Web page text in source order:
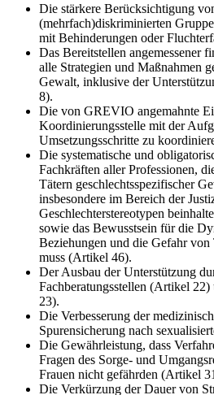
Die stärkere Berücksichtigung
(mehrfach)diskriminierten
mit Behinderungen oder
Das Bereitstellen angemessener
alle Strategien und Maßnahmen
Gewalt, inklusive der
8).
Die von GREVIO angemahnte
Koordinierungsstelle mit der
Umsetzungsschritte zu
Die systematische und
Fachkräften aller Professionen,
Tätern geschlechtsspezifischer
insbesondere im Bereich der
Geschlechterstereotypen
sowie das Bewusstsein für die
Beziehungen und die Gefahr
muss (Artikel 46).
Der Ausbau der Unterstützung
Fachberatungsstellen (Artikel
23).
Die Verbesserung der
Spurensicherung nach
Die Gewährleistung, dass
Fragen des Sorge- und
Frauen nicht gefährden (Artikel
Die Verkürzung der Dauer von